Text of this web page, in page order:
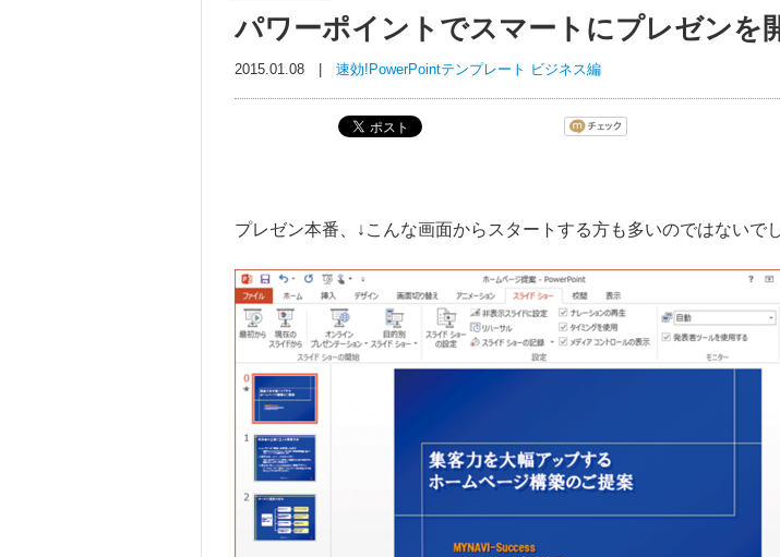
パワーポイントでスマートにプレゼンを
2015.01.08 | 速効!PowerPointテンプレート ビジネス編
プレゼン本番、↓こんな画面からスタートする方も多いのではないで